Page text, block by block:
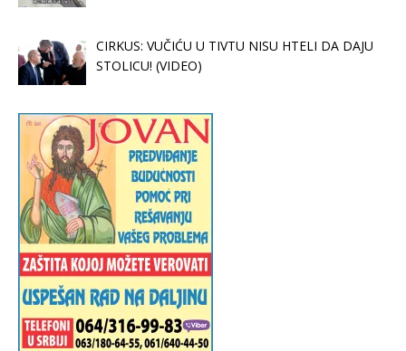
CIRKUS: VUČIĆU U TIVTU NISU HTELI DA DAJU
STOLICU! (VIDEO)